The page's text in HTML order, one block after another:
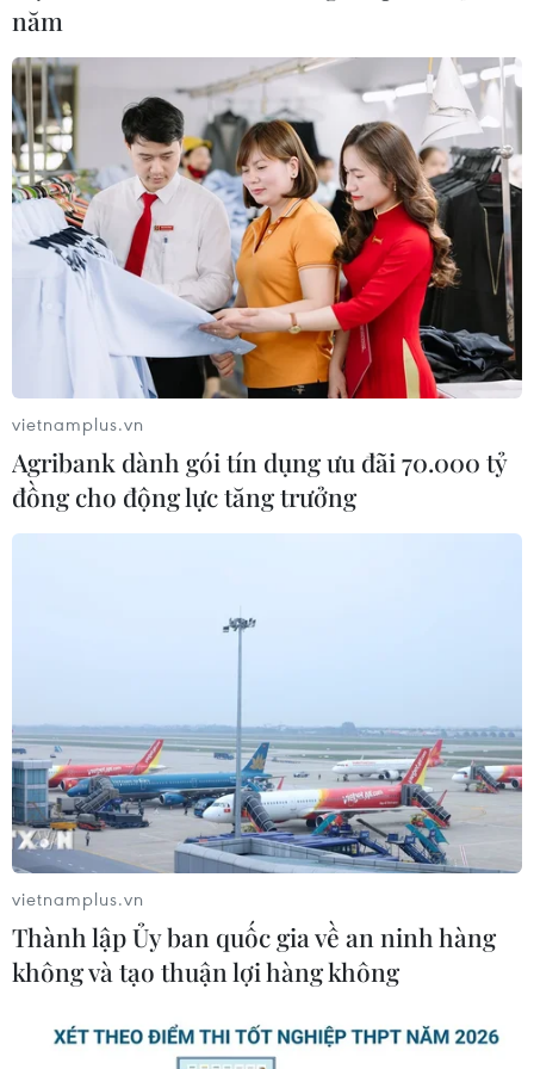
Đoàn Thể thao Việt Nam ra quân rầm rộ
trong ngày thi đấu đầu tiên
24/09/2023 02:02
Ở môn Boxing, vào lúc 15h15, nhà vô địch SEA Games
32 Hà Thị Linh sẽ đánh trận vòng 1/32 gặp VĐV Nepal,
hạng 60kg nữ. Hạng 80kg nam, lúc 16h45, võ sỹ
Nguyễn Mạnh Tường thi đấu ở vòng 1/8.
năm
vietnamplus.vn
Agribank dành gói tín dụng ưu đãi 70.000 tỷ
đồng cho động lực tăng trưởng
vietnamplus.vn
Thành lập Ủy ban quốc gia về an ninh hàng
không và tạo thuận lợi hàng không